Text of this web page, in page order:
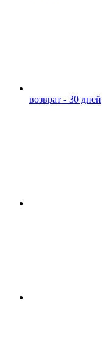
возврат - 30 дней